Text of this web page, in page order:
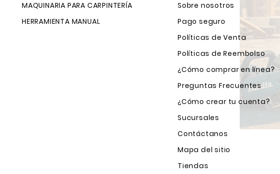
MAQUINARIA PARA CARPINTERÍA
HERRAMIENTA MANUAL
Sobre nosotros
Pago seguro
Políticas de Venta
Políticas de Reembolso
¿Cómo comprar en línea?
Preguntas Frecuentes
¿Cómo crear tu cuenta?
Sucursales
Contáctanos
Mapa del sitio
Tiendas